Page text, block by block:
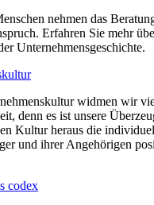
nehmen das
Erfahren Sie mehr
Unternehmensgeschichte.
widmen wir
denn es ist unsere
Kultur heraus die
und ihrer Angehörigen
codex